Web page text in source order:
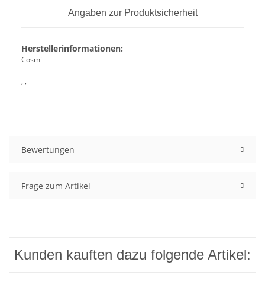
Angaben zur Produktsicherheit
Herstellerinformationen:
Cosmi
, ,
Bewertungen
Frage zum Artikel
Kunden kauften dazu folgende Artikel: